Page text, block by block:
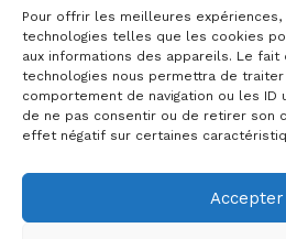
Pour offrir les meilleures expériences,
technologies telles que les cookies
aux informations des appareils. Le fait
technologies nous permettra de
comportement de navigation ou les ID
de ne pas consentir ou de retirer son
effet négatif sur certaines
Accepter
✉ contact@crige-paca.org
Mentions